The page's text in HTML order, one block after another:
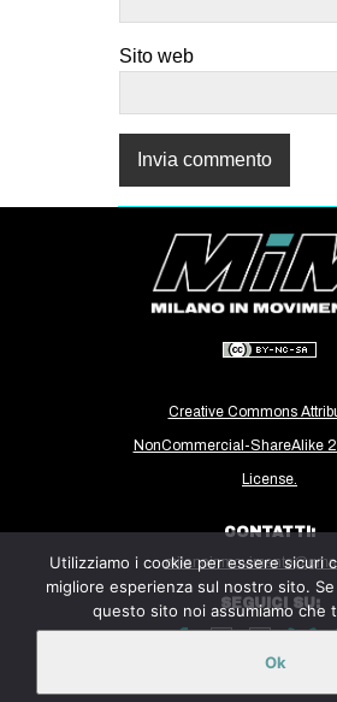
Sito web
Creative Commons
NonCommercial-ShareAlike
License.
CONTATTI:
SEGUICI SU:
Utilizziamo i cookie per essere sicuri
migliore esperienza sul nostro sito.
questo sito noi assumiamo che
Ok